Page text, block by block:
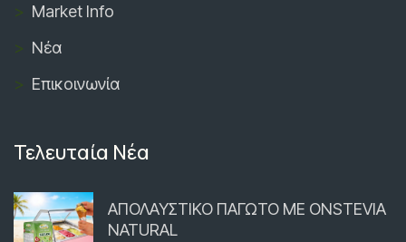
Market Info
Νέα
Επικοινωνία
Τελευταία Νέα
ΑΠΟΛΑΥΣΤΙΚΟ ΠΑΓΩΤΟ ΜΕ ONSTEVIA
NATURAL